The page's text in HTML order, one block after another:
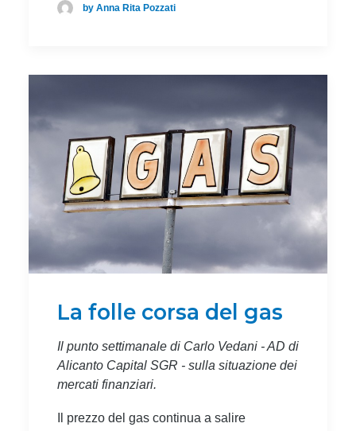
by Anna Rita Pozzati
La folle corsa del gas
Il punto settimanale di Carlo Vedani - AD di
Alicanto Capital SGR - sulla situazione dei
mercati finanziari.
Il prezzo del gas continua a salire